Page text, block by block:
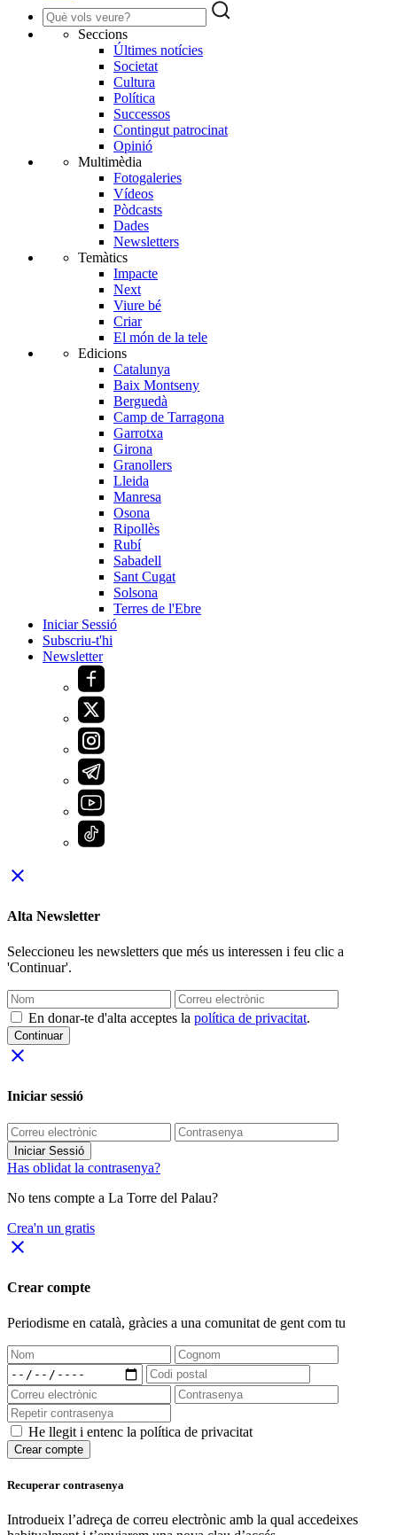
Seccions
Últimes notícies
Societat
Cultura
Política
Successos
Contingut patrocinat
Opinió
Multimèdia
Fotogaleries
Vídeos
Pòdcasts
Dades
Newsletters
Temàtics
Impacte
Next
Viure bé
Criar
El món de la tele
Edicions
Catalunya
Baix Montseny
Berguedà
Camp de Tarragona
Garrotxa
Girona
Granollers
Lleida
Manresa
Osona
Ripollès
Rubí
Sabadell
Sant Cugat
Solsona
Terres de l'Ebre
Iniciar Sessió
Subscriu-t'hi
Newsletter
close
Alta Newsletter
Seleccioneu les newsletters que més us interessen i feu clic a
'Continuar'.
En donar-te d'alta acceptes la política de privacitat.
Continuar
close
Iniciar sessió
Iniciar Sessió
Has oblidat la contrasenya?
No tens compte a La Torre del Palau?
Crea'n un gratis
close
Crear compte
Periodisme en català, gràcies a una comunitat de gent com tu
He llegit i entenc la política de privacitat
Crear compte
Recuperar contrasenya
Introdueix l’adreça de correu electrònic amb la qual accedeixes